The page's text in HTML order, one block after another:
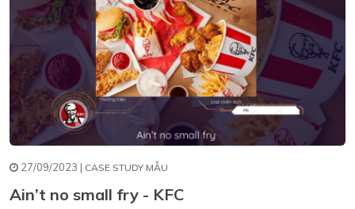
27/09/2023 | CASE STUDY MẪU
Ain’t no small fry - KFC